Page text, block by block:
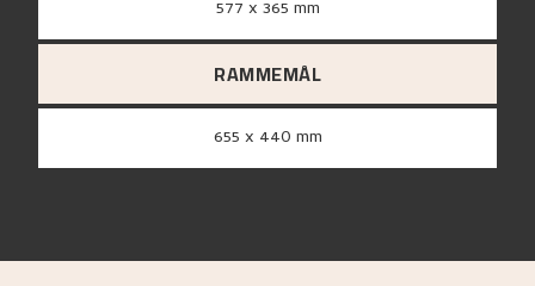
577 x 365 mm
RAMMEMÅL
655 x 440 mm